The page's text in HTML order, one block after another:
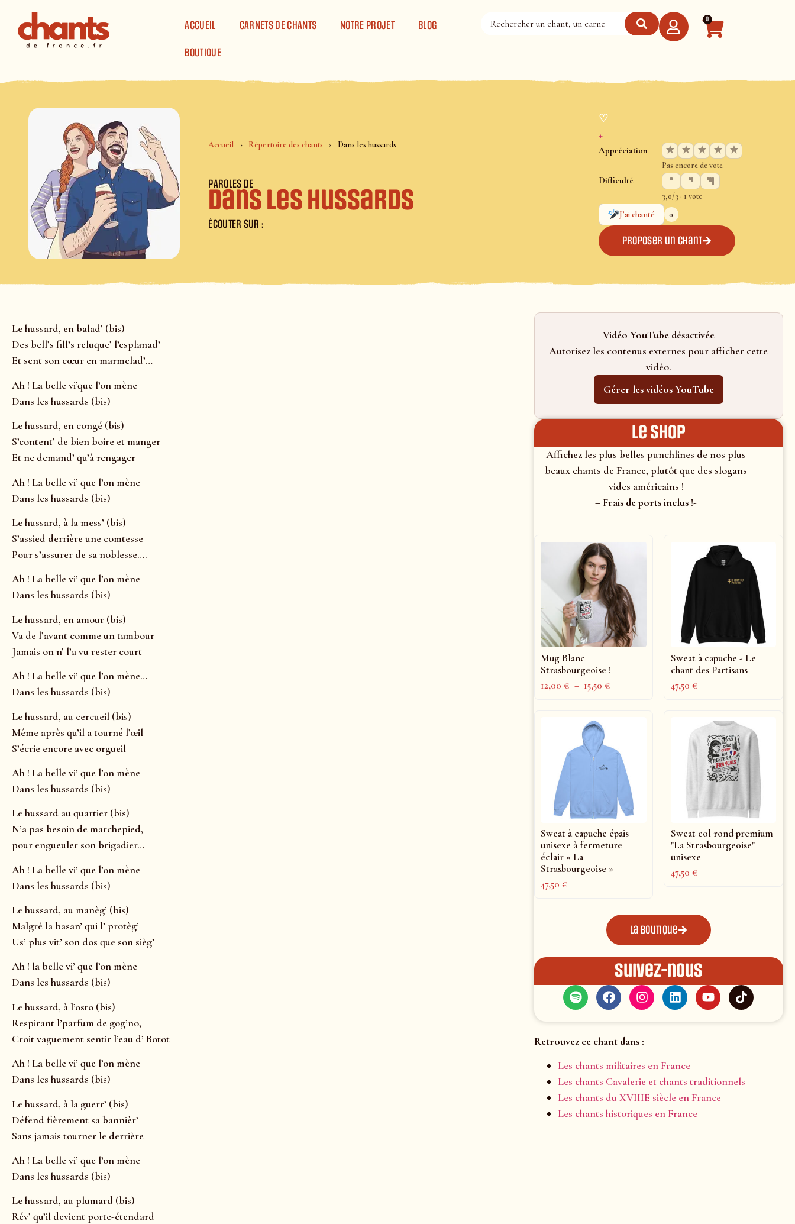
ACCUEIL
CARNETS DE CHANTS NOTRE PROJET BLOG
BOUTIQUE
0
Accueil Répertoire des chants Dans les hussards
PAROLES DE
Dans les hussards
ÉCOUTER SUR :
♡
+
Appréciation ★ ★ ★ ★ ★
Pas encore de vote
Difficulté
3,0/3 · 1 vote
J’ai chanté
0
Proposer un chant
Le hussard, en balad’ (bis)
Des bell’s fill’s reluque’ l’esplanad’
Et sent son cœur en marmelad’…
Ah ! La belle vi’que l’on mène
Dans les hussards (bis)
Le hussard, en congé (bis)
S’content’ de bien boire et manger
Et ne demand’ qu’à rengager
Ah ! La belle vi’ que l’on mène
Dans les hussards (bis)
Le hussard, à la mess’ (bis)
S’assied derrière une comtesse
Pour s’assurer de sa noblesse….
Ah ! La belle vi’ que l’on mène
Dans les hussards (bis)
Le hussard, en amour (bis)
Va de l’avant comme un tambour
Jamais on n’ l’a vu rester court
Ah ! La belle vi’ que l’on mène…
Dans les hussards (bis)
Le hussard, au cercueil (bis)
Même après qu’il a tourné l’œil
S’écrie encore avec orgueil
Ah ! La belle vi’ que l’on mène
Dans les hussards (bis)
Le hussard au quartier (bis)
N’a pas besoin de marchepied,
pour engueuler son brigadier…
Ah ! La belle vi’ que l’on mène
Dans les hussards (bis)
Le hussard, au manèg’ (bis)
Malgré la basan’ qui l’ protèg’
Us’ plus vit’ son dos que son sièg’
Ah ! la belle vi’ que l’on mène
Dans les hussards (bis)
Le hussard, à l’osto (bis)
Respirant l’parfum de gog’no,
Croit vaguement sentir l’eau d’ Botot
Ah ! La belle vi’ que l’on mène
Dans les hussards (bis)
Le hussard, à la guerr’ (bis)
Défend fièrement sa bannièr’
Sans jamais tourner le derrière
Ah ! La belle vi’ que l’on mène
Dans les hussards (bis)
Le hussard, au plumard (bis)
Rév’ qu’il devient porte-étendard
Vidéo YouTube désactivée
Autorisez les contenus externes pour afficher cette
vidéo.
Gérer les vidéos YouTube
le shop
Affichez les plus belles punchlines de nos plus
beaux chants de France, plutôt que des slogans
vides américains !
– Frais de ports inclus !-
Mug Blanc
Strasbourgeoise !
12,00€ – 15,50€
Sweat à capuche - Le
chant des Partisans
47,50€
Sweat à capuche épais
unisexe à fermeture
éclair « La
Strasbourgeoise »
47,50€
Sweat col rond premium
"La Strasbourgeoise"
unisexe
47,50€
La boutique
Suivez-nous
Retrouvez ce chant dans :
Les chants militaires en France
Les chants Cavalerie et chants traditionnels
Les chants du XVIIIE siècle en France
Les chants historiques en France